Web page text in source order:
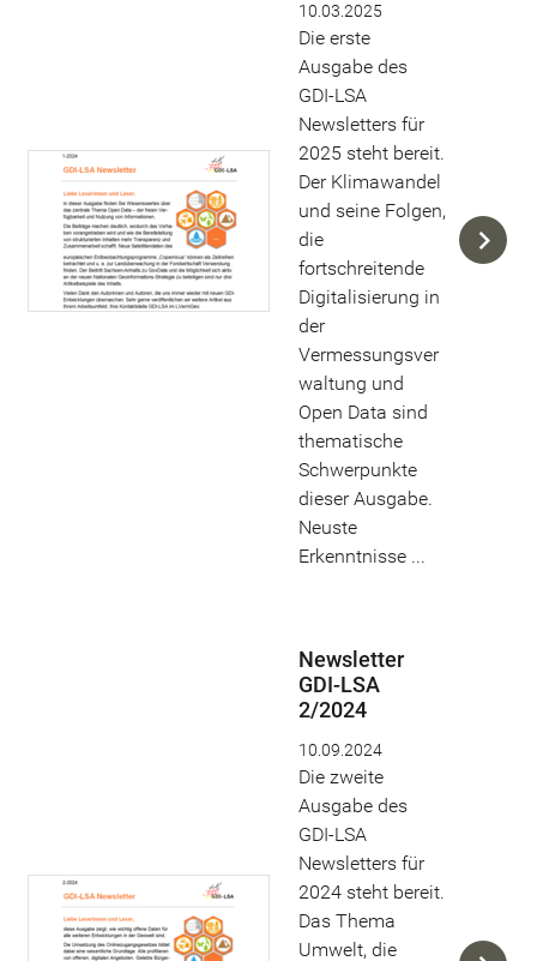
10.03.2025
Die erste
Ausgabe des
GDI-LSA
Newsletters für
2025 steht bereit.
Der Klimawandel
und seine Folgen,
die
fortschreitende
Digitalisierung in
der
Vermessungsver
waltung und
Open Data sind
thematische
Schwerpunkte
dieser Ausgabe.
Neuste
Erkenntnisse ...
Newsletter
GDI-LSA
2/2024
10.09.2024
Die zweite
Ausgabe des
GDI-LSA
Newsletters für
2024 steht bereit.
Das Thema
Umwelt, die